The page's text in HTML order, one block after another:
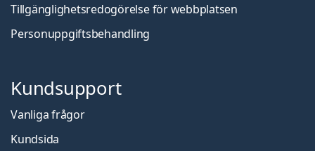
Tillgänglighetsredogörelse för webbplatsen
Personuppgiftsbehandling
Kundsupport
Vanliga frågor
Kundsida